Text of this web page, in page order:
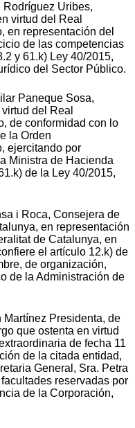
Rodríguez Uribes,
virtud del Real
en representación del
de las competencias
y 61.k) Ley 40/2015,
del Sector Público.
Paneque Sosa,
del Real
de conformidad con lo
la Orden
ejercitando por
Ministra de Hacienda
de la Ley 40/2015,
i Roca, Consejera de
en representación
de Catalunya, en
el artículo 12.k) de
de organización,
de la Administración de
Martínez Presidenta, de
que ostenta en virtud
de fecha 11
de la citada entidad,
General, Sra. Petra
reservadas por
de la Corporación,